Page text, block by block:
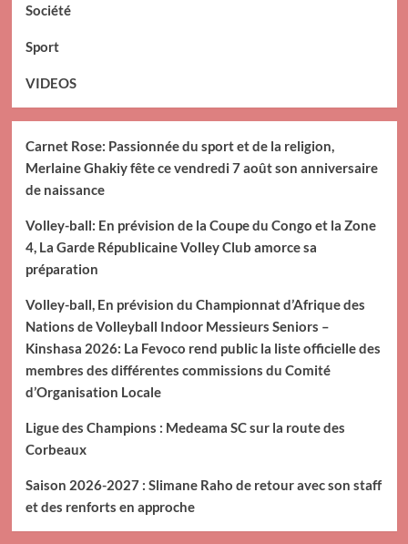
Société
Sport
VIDEOS
Carnet Rose: Passionnée du sport et de la religion,
Merlaine Ghakiy fête ce vendredi 7 août son anniversaire
de naissance
Volley-ball: En prévision de la Coupe du Congo et la Zone
4, La Garde Républicaine Volley Club amorce sa
préparation
Volley-ball, En prévision du Championnat d’Afrique des
Nations de Volleyball Indoor Messieurs Seniors –
Kinshasa 2026: La Fevoco rend public la liste officielle des
membres des différentes commissions du Comité
d’Organisation Locale
Ligue des Champions : Medeama SC sur la route des
Corbeaux
Saison 2026-2027 : Slimane Raho de retour avec son staff
et des renforts en approche